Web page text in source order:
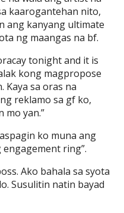
kaarogantehan nito,
ang kanyang ultimate
ng maangas na bf.
tonight and it is
kong magpropose
Kaya sa oras na
reklamo sa gf ko,
mo yan.”
ko muna ang
ring”.
Ako bahala sa syota
Susulitin natin bayad